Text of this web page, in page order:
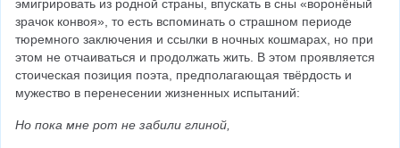
эмигрировать из родной страны, впускать в сны «воронёный
зрачок конвоя», то есть вспоминать о страшном периоде
тюремного заключения и ссылки в ночных кошмарах, но при
этом не отчаиваться и продолжать жить. В этом проявляется
стоическая позиция поэта, предполагающая твёрдость и
мужество в перенесении жизненных испытаний:
Но пока мне рот не забили глиной,